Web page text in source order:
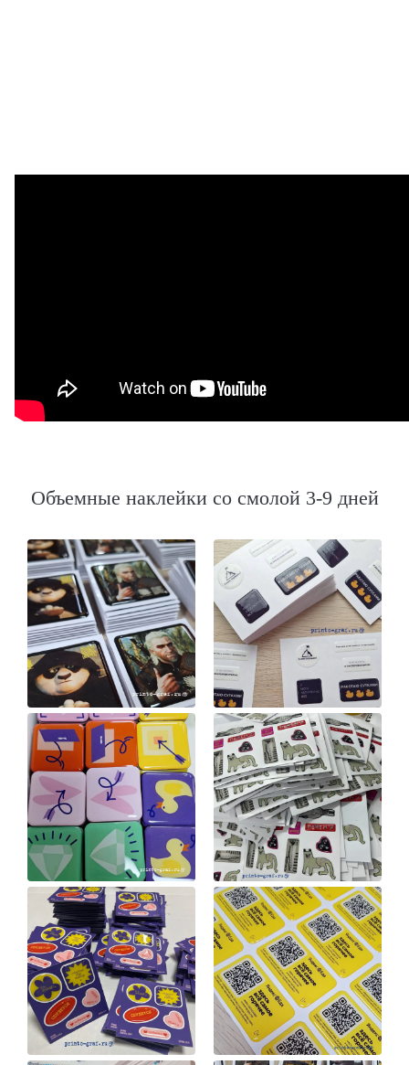
Объемные наклейки со смолой 3-9 дней